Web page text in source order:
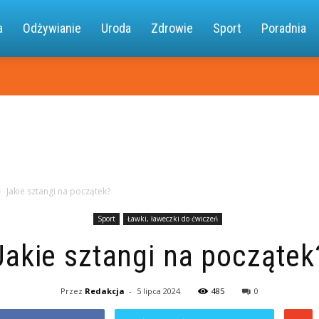
Odżywianie Uroda Zdrowie Sport Poradnia
Jakie sztangi na początek?
Sport Ławki, ławeczki do ćwiczeń
sztangi na
Przez Redakcja - 5 lipca 2024 485 0